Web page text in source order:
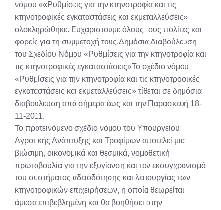
νόμου ««Ρυθμίσεις για την κτηνοτροφία και τις
κτηνοτροφικές εγκαταστάσεις και εκμεταλλεύσεις»
ολοκληρώθηκε. Ευχαριστούμε όλους τους πολίτες και
φορείς για τη συμμετοχή τους.Δημόσια Διαβούλευση
του Σχεδίου Νόμου «Ρυθμίσεις για την κτηνοτροφία και
τις κτηνοτροφικές εγκαταστάσεις»Το σχέδιο νόμου
«Ρυθμίσεις για την κτηνοτροφία και τις κτηνοτροφικές
εγκαταστάσεις και εκμεταλλεύσεις» τίθεται σε δημόσια
διαβούλευση από σήμερα έως και την Παρασκευή 18-
11-2011.
Το προτεινόμενο σχέδιο νόμου του Υπουργείου
Αγροτικής Ανάπτυξης και Τροφίμων αποτελεί μια
βιώσιμη, οικονομικά και θεσμικά, νομοθετική
πρωτοβουλία για την εξυγίανση και τον εκσυγχρονισμό
του συστήματος αδειοδότησης και λειτουργίας των
κτηνοτροφικών επιχειρήσεων, η οποία θεωρείται
άμεσα επιβεβλημένη και θα βοηθήσει στην